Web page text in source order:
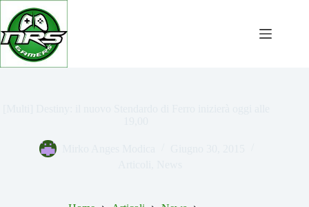
Salta
contenuto